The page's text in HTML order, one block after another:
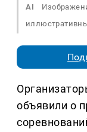
AI
объявили о